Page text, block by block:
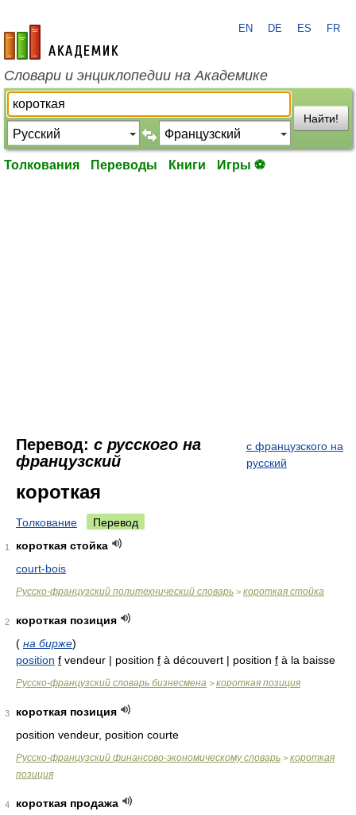
academic.ru
EN DE ES FR
Словари и энциклопедии на Академике
Найти!
Толкования Переводы Книги Игры ⚽
Перевод: с русского на
французский
с французского на
русский
короткая
Толкование Перевод
1
короткая стойка
court-bois
Русско-французский политехнический словарь > короткая стойка
2
короткая позиция
( на бирже)
position f vendeur | position f à découvert | position f à la baisse
Русско-французский словарь бизнесмена > короткая позиция
3
короткая позиция
position vendeur, position courte
Русско-французский финансово-экономическому словарь > короткая
позиция
4
короткая продажа